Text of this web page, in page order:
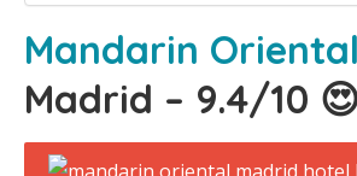
Mandarin
Madrid – 9.4/10 😍